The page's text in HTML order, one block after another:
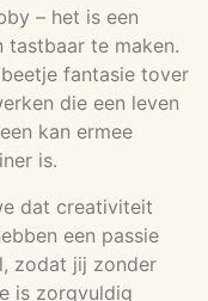
– het is een
tastbaar te maken.
fantasie tover
die een leven
kan ermee
is.
dat creativiteit
een passie
zodat jij zonder
is zorgvuldig